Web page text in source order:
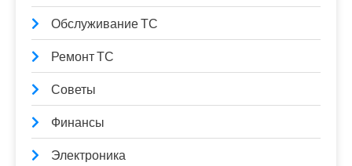
Обслуживание ТС
Ремонт ТС
Советы
Финансы
Электроника